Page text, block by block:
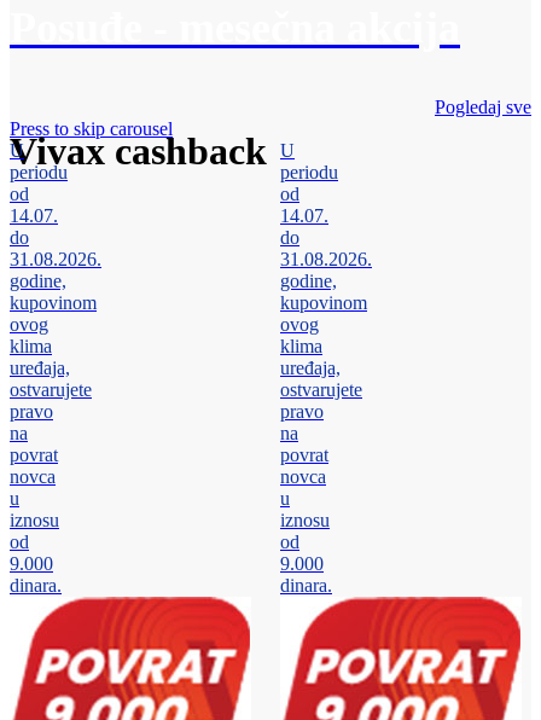
Vivax cashback
Pogledaj sve
Press to skip carousel
U
periodu
od
14.07.
do
31.08.2026.
godine,
kupovinom
ovog
klima
uređaja,
ostvarujete
pravo
na
povrat
novca
u
iznosu
od
9.000
dinara.
U
periodu
od
14.07.
do
31.08.2026.
godine,
kupovinom
ovog
klima
uređaja,
ostvarujete
pravo
na
povrat
novca
u
iznosu
od
9.000
dinara.